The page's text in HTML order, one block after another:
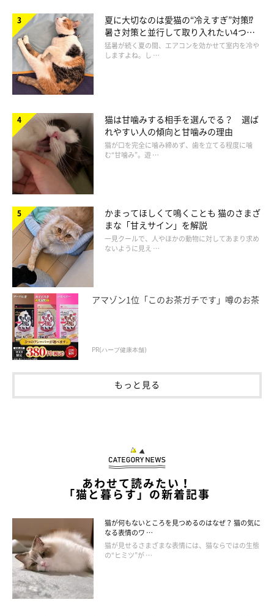
寝。頭に血がのぼっちゃわないかな!?（笑）
こちらは、バンザイ寝を真上から捉えた写真。なるほど……若干
ガニ股に見えますね。あと、両前足にも注目。ちょこんと曲げる
姿で寝ていたら、「うらめし寝」と呼びましょう。
夏に大切なのは愛猫の“冷えすぎ”対策⁉
暑さ対策と並行して取り入れたい4つの
工夫
猛暑が続く夏の間、エアコンを効かせて室内を冷や
しますよね。し …
猫は甘噛みする相手を選んでる？ 選ば
れやすい人の傾向と甘噛みの理由
猫が口を完全に噛み締めず、歯を立てる程度に噛
む“甘噛み”。遊 …
かまってほしくて鳴くことも 猫のさまざ
まな「甘えサイン」を解説
一見クールで、人やほかの動物に対してあまり求め
ないように見え …
アマゾン1位「このお茶ガチです」噂のお茶
PR(ハーブ健康本舗)
もっと見る
あわせて読みたい！
「猫と暮らす」の新着記事
猫が何もないところを見つめるのはなぜ？ 猫の気に
なる表情のワ …
猫が見せるさまざまな表情には、猫ならではの生態
の“ヒミツ”が …